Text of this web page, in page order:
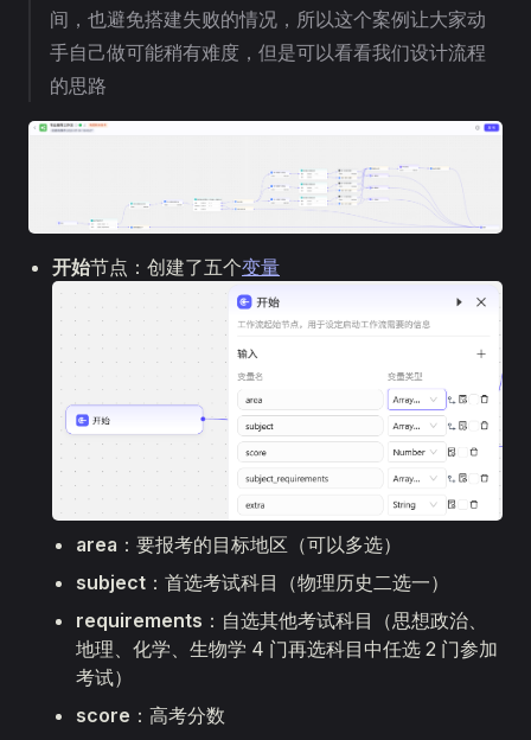
间，也避免搭建失败的情况，所以这个案例让大家动
手自己做可能稍有难度，但是可以看看我们设计流程
的思路
开始节点：创建了五个变量
area ：要报考的目标地区（可以多选）
subject ：首选考试科目（物理历史二选一）
requirements ：自选其他考试科目（思想政治、
地理、化学、生物学 4 门再选科目中任选 2 门参加
考试）
score ：高考分数